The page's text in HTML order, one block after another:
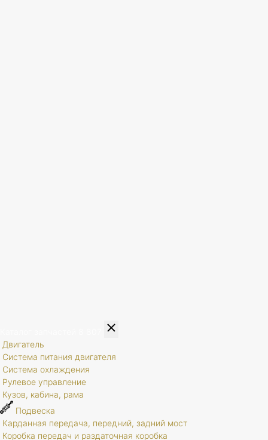
Двигатель
Система питания двигателя
Система охлаждения
Рулевое управление
Кузов, кабина, рама
Подвеска
Карданная передача, передний, задний мост
Коробка передач и раздаточная коробка